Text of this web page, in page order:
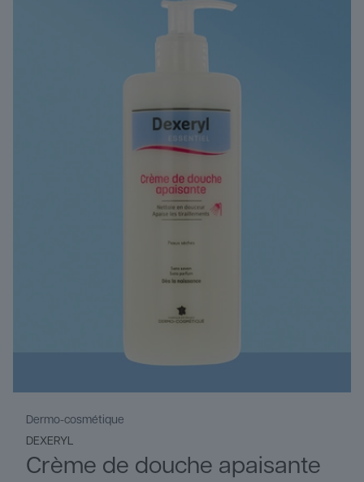
Dermo-cosmétique
DEXERYL
Crème de douche apaisante